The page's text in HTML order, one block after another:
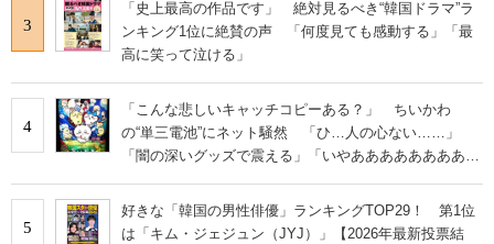
3
「史上最高の作品です」 絶対見るべき“韓国ドラマ”ラ
ンキング1位に絶賛の声 「何度見ても感動する」「最
高に笑って泣ける」
4
「こんな悲しいキャッチコピーある？」 ちいかわ
の“単三電池”にネット騒然 「ひ…人の心ない……」
「闇の深いグッズで震える」「いやあああああああああ
5
好きな「韓国の男性俳優」ランキングTOP29！ 第1位
は「キム・ジェジュン（JYJ）」【2026年最新投票結